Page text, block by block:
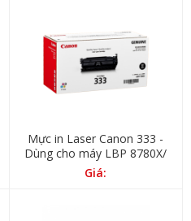
Mực in Laser Canon 333 -
Dùng cho máy LBP 8780X/
8100n
Giá: